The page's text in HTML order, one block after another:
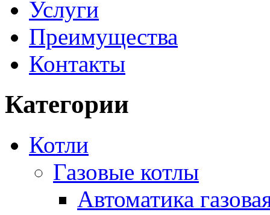
Услуги
Преимущества
Контакты
Категории
Котли
Газовые котлы
Автоматика